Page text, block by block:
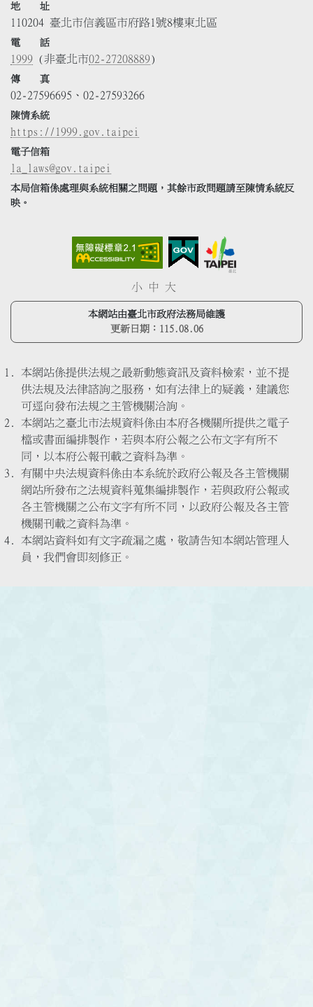
地 址
110204 臺北市信義區市府路1號8樓東北區
電 話
1999 (非臺北市02-27208889)
傳 真
02-27596695、02-27593266
陳情系統
https://1999.gov.taipei
電子信箱
la_laws@gov.taipei
本局信箱係處理與系統相關之問題，其餘市政問題請至陳情系統反
映。
小 中 大
本網站由臺北市政府法務局維護
更新日期： 115.08.06
本網站係提供法規之最新動態資訊及資料檢索，並不提
供法規及法律諮詢之服務，如有法律上的疑義，建議您
可逕向發布法規之主管機關洽詢。
本網站之臺北市法規資料係由本府各機關所提供之電子
檔或書面編排製作，若與本府公報之公布文字有所不
同，以本府公報刊載之資料為準。
有關中央法規資料係由本系統於政府公報及各主管機關
網站所發布之法規資料蒐集編排製作，若與政府公報或
各主管機關之公布文字有所不同，以政府公報及各主管
機關刊載之資料為準。
本網站資料如有文字疏漏之處，敬請告知本網站管理人
員，我們會即刻修正。